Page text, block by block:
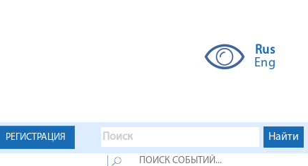
Rus
Eng
РЕГИСТРАЦИЯ